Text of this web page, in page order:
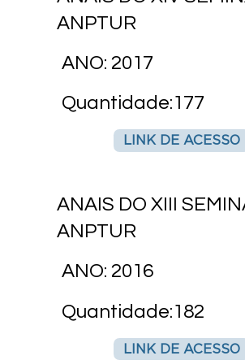
ANPTUR
ANO: 2017
Quantidade:177
LINK DE ACESSO
ANAIS DO XIII
ANPTUR
ANO: 2016
Quantidade:182
LINK DE ACESSO